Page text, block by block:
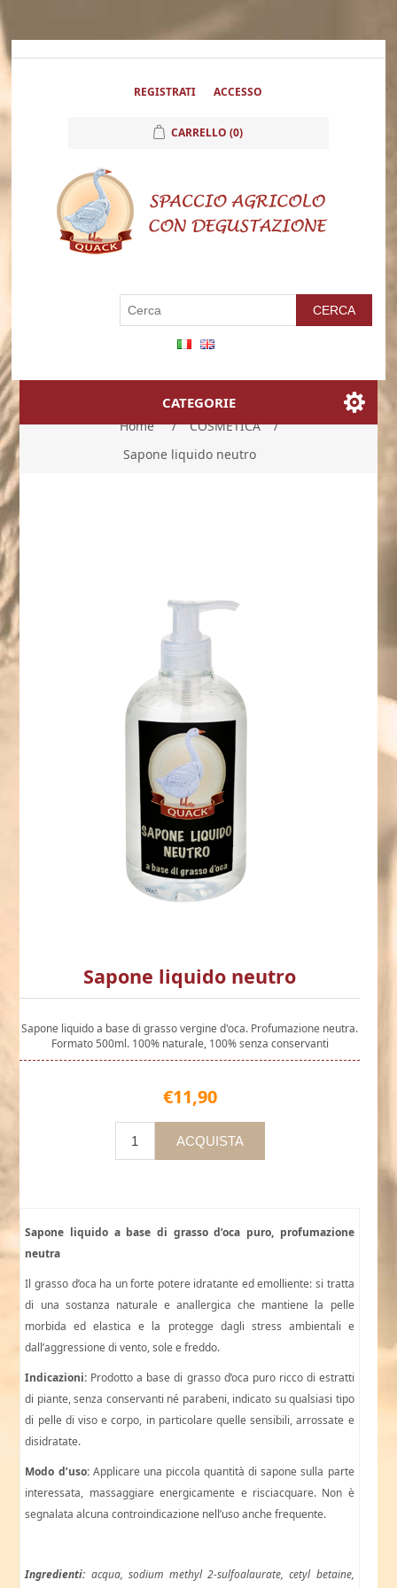
REGISTRATI ACCESSO
CARRELLO (0)
CATEGORIE
Home / COSMETICA
/
Sapone liquido neutro
Sapone liquido neutro
Sapone liquido a base di grasso vergine d'oca. Profumazione neutra.
Formato 500ml. 100% naturale, 100% senza conservanti
€11,90
Sapone liquido a base di grasso d’oca puro, profumazione
neutra
Il grasso d’oca ha un forte potere idratante ed emolliente: si tratta
di una sostanza naturale e anallergica che mantiene la pelle
morbida ed elastica e la protegge dagli stress ambientali e
dall’aggressione di vento, sole e freddo.
Indicazioni: Prodotto a base di grasso d’oca puro ricco di estratti
di piante, senza conservanti né parabeni, indicato su qualsiasi tipo
di pelle di viso e corpo, in particolare quelle sensibili, arrossate e
disidratate.
Modo d’uso:Applicare una piccola quantità di sapone sulla parte
interessata, massaggiare energicamente e risciacquare. Non è
segnalata alcuna controindicazione nell’uso anche frequente.
Ingredienti: acqua, sodium methyl 2-sulfoalaurate, cetyl betaine,